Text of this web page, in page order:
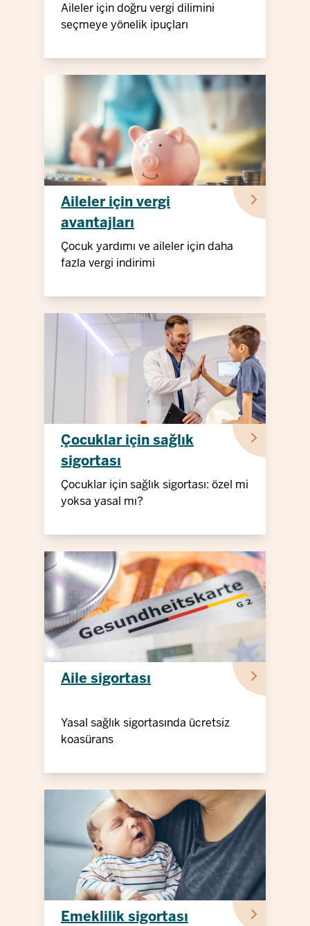
Aileler için doğru vergi dilimini
seçmeye yönelik ipuçları
Aileler için vergi
avantajları
Çocuk yardımı ve aileler için daha
fazla vergi indirimi
Çocuklar için sağlık
sigortası
Çocuklar için sağlık sigortası: özel mi
yoksa yasal mı?
Aile sigortası
Yasal sağlık sigortasında ücretsiz
koasürans
Emeklilik sigortası